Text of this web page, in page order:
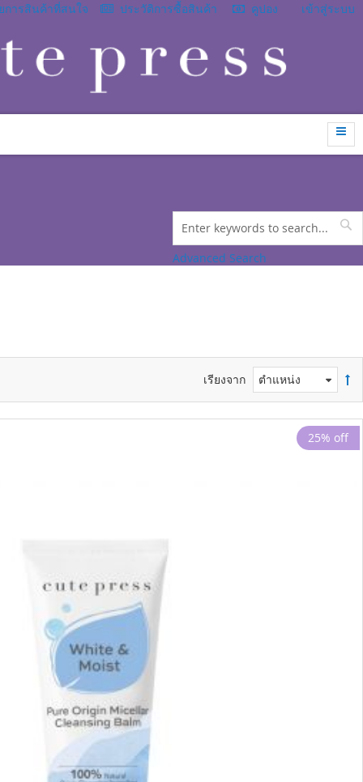
การสินค้าที่สนใจ ประวัติการซื้อสินค้า คูปอง เข้าสู่ระบบ
Search
Advanced Search
เรียงจาก
25% off